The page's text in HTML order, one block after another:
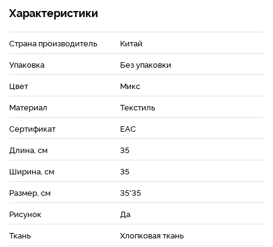
Характеристики
Страна производитель
Китай
Упаковка
Без упаковки
Цвет
Микс
Материал
Текстиль
Сертификат
ЕАС
Длина, см
35
Ширина, см
35
Размер, см
35*35
Рисунок
Да
Ткань
Хлопковая ткань